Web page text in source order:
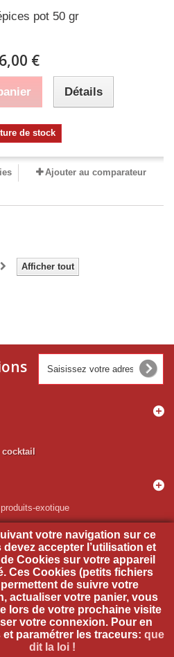
pot 50 gr
6,00 €
Détails
de stock
Ajouter au comparateur
Afficher tout
cocktail
exotique
boutique
votre navigation sur ce
devez accepter l’utilisation et
Cookies sur votre appareil
Ces Cookies (petits fichiers
de suivre votre
actualiser votre panier, vous
lors de votre prochaine visite
votre connexion. Pour en
paramétrer les traceurs: que
dit la loi !